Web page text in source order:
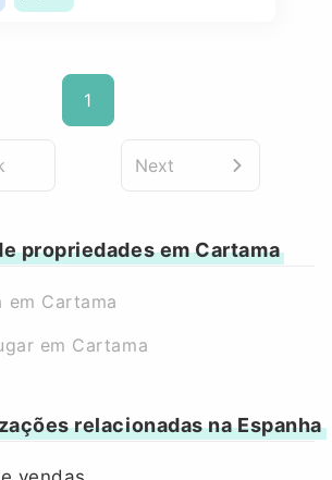
1
Next
propriedades em Cartama
em Cartama
em Cartama
relacionadas na Espanha